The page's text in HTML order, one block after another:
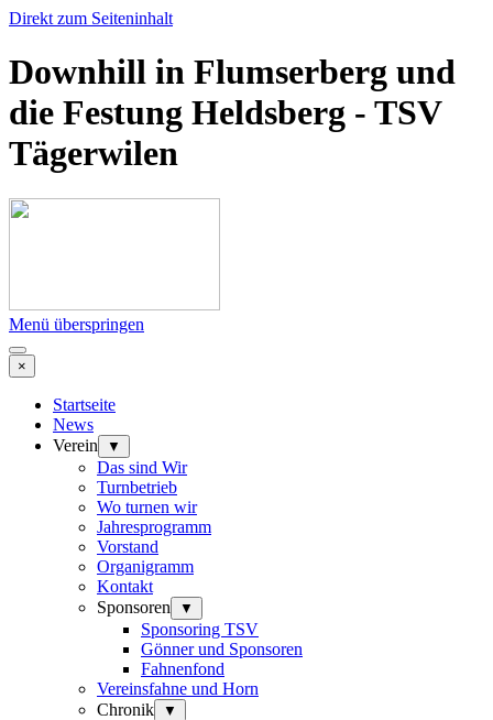
Direkt zum Seiteninhalt
Downhill in Flumserberg und
die Festung Heldsberg - TSV
Tägerwilen
Menü überspringen
×
Startseite
News
Verein
▼
Das sind Wir
Turnbetrieb
Wo turnen wir
Jahresprogramm
Vorstand
Organigramm
Kontakt
Sponsoren
▼
Sponsoring TSV
Gönner und Sponsoren
Fahnenfond
Vereinsfahne und Horn
Chronik
▼